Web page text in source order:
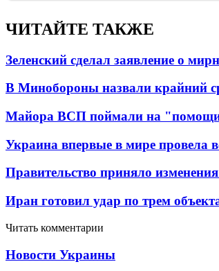
ЧИТАЙТЕ ТАКЖЕ
Зеленский сделал заявление о
В Минобороны назвали крайний
Майора ВСП поймали на
Украина впервые в мире провела
Правительство приняло
Иран готовил удар по трем
Читать комментарии
Новости Украины